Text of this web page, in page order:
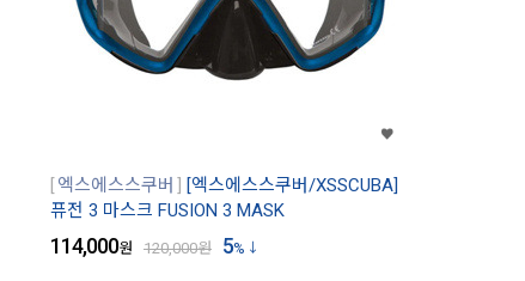
엑스에스스쿠버
[엑스에스스쿠버/XSSCUBA]
퓨전 3 마스크 FUSION 3 MASK
114,000원 120,000원 5%